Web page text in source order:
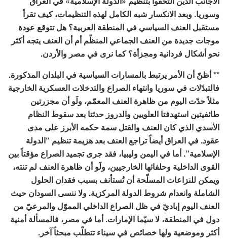
وسوريا. وبعد الانكسار شبه الكامل لهذه التنظيمات، كيف تقرأ
مستقبل العنف السياسي في المنطقة العربية؟ هل تتوقع عودة
موجات جديدة من العنف الجماعي المنظّم أم أن العنف يتجه أكثر
نحو أشكال فردانية ومجزأة؟ كما نرى في مصر والأردن.
** أظنّ أن الأمر يرتبط بالمسارات السياسية في البلدان المذكورة.
فالتبدّلات في سوريا وانتهاء الصراع والتدخلات العسكرية الخارجية
مثلاً حدّت اليوم من ظاهرة العنف المعمّم، ولَو أن مجزرتين
طائفيتين استهدفتا العلويين والدروز حدثتا بعد سقوط النظام
الأسدي الذي كان العنف والقتل سمة حكمه الأبرز على مدى
عقود. في العراق أيضاً تراجع العنف بعد هزيمة تنظيم “الدولة
الإسلامية”. أما في اليمن وليبيا، فقد جرى تجميد الصراع مؤقتاً بين
القوى الداخلية وحلفائها الخارجيين، ولَو أن ظاهرة العنف لم تنته،
ويمكن للنزاعات المسلّحة أن تُستأنف بسبب فقدان الحلول
الشاملة وانعدام شروط الدولة المركزية. ولا ننسى السودان حيث
العنف اليوم إباديّ في ظل الصراع الداخلي المموّل والمرعيّ من
دول في المنطقة، لا سيّما الإمارات. أما في مصر، فالمسألة أمنية
أكثر وموضعية ولها خصائص في سيناء تتطلّب مبحثاً آخر.